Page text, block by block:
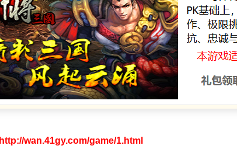
http://wan.41gy.com/game/1.html